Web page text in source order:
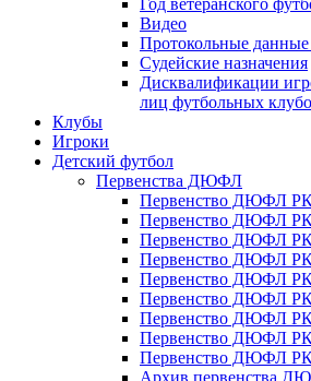
Год ветеранского
Видео
Протокольные данные
Судейские назначения
Дисквалификации
лиц футбольных
Клубы
Игроки
Детский футбол
Первенства ДЮФЛ
Первенство ДЮФЛ РК
Первенство ДЮФЛ РК
Первенство ДЮФЛ РК
Первенство ДЮФЛ РК
Первенство ДЮФЛ РК
Первенство ДЮФЛ РК
Первенство ДЮФЛ РК
Первенство ДЮФЛ РК
Первенство ДЮФЛ РК
Архив первенства